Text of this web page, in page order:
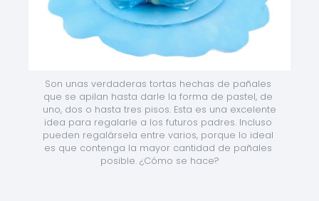
Son unas verdaderas tortas hechas de pañales
que se apilan hasta darle la forma de pastel, de
uno, dos o hasta tres pisos. Esta es una excelente
idea para regalarle a los futuros padres. Incluso
pueden regalársela entre varios, porque lo ideal
es que contenga la mayor cantidad de pañales
posible. ¿Cómo se hace?